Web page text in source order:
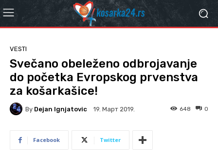
VESTI
Svečano obeleženo odbrojavanje
do početka Evropskog prvenstva
za košarkašice!
By Dejan Ignjatovic 19. Март 2019. 0
648
Facebook Twitter